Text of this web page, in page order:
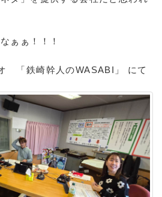
ぁぁ！！！
「鉄崎幹人のWASABI」 にて